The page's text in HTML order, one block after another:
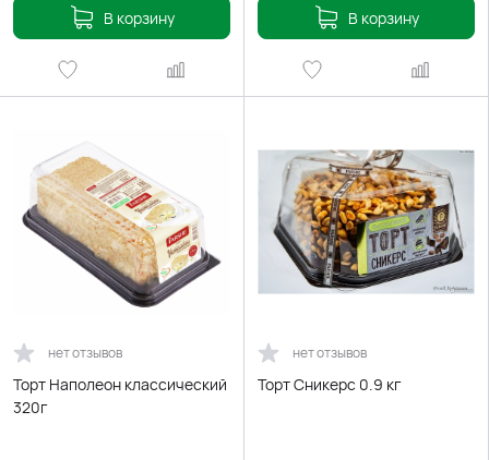
В корзину В корзину
нет отзывов
Торт Наполеон классический
320г
нет отзывов
Торт Сникерс 0.9 кг